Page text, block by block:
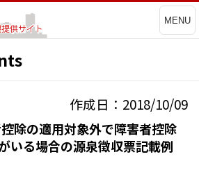
MENU
作成日：2018/10/09
除の適用対象外で障害者控除
いる場合の源泉徴収票記載例